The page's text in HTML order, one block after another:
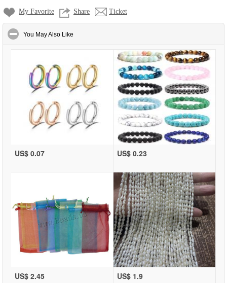
My Favorite Share Ticket
You May Also Like
US$ 0.07 US$ 0.23
US$ 2.45 US$ 1.9